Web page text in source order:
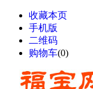
收藏本页
手机版
二维码
购物车(0)